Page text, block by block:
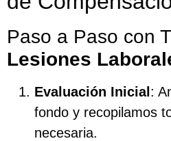
Paso a Paso con
Lesiones
Evaluación Inicial :
fondo y recopilamos
necesaria.